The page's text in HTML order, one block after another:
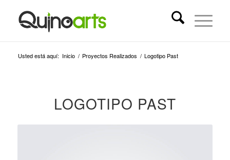
Usted está aquí: Inicio / Proyectos Realizados / Logotipo Past
LOGOTIPO PAST